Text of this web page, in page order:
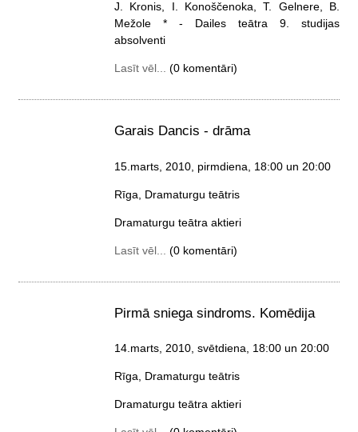
J. Kronis, I. Konoščenoka, T. Gelnere, B.
Mežole * - Dailes teātra 9. studijas
absolventi
Lasīt vēl... (0 komentāri)
Garais Dancis - drāma
15.marts, 2010, pirmdiena , 18:00 un 20:00
Rīga, Dramaturgu teātris
Dramaturgu teātra aktieri
Lasīt vēl... (0 komentāri)
Pirmā sniega sindroms. Komēdija
14.marts, 2010, svētdiena, 18:00 un 20:00
Rīga, Dramaturgu teātris
Dramaturgu teātra aktieri